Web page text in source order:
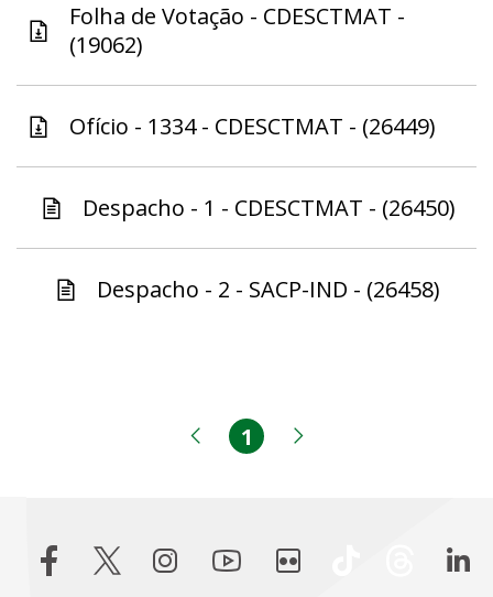
Folha de Votação - CDESCTMAT -
(19062)
Ofício - 1334 - CDESCTMAT - (26449)
Despacho - 1 - CDESCTMAT - (26450)
Despacho - 2 - SACP-IND - (26458)
Página anterior
Página
1